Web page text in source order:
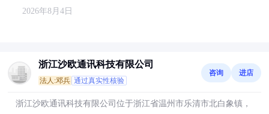
2026年8月4日
浙江沙欧通讯科技有限公司
法人:邓兵 通过真实性核验
咨询 进店
浙江沙欧通讯科技有限公司位于浙江省温州市乐清市北白象镇，